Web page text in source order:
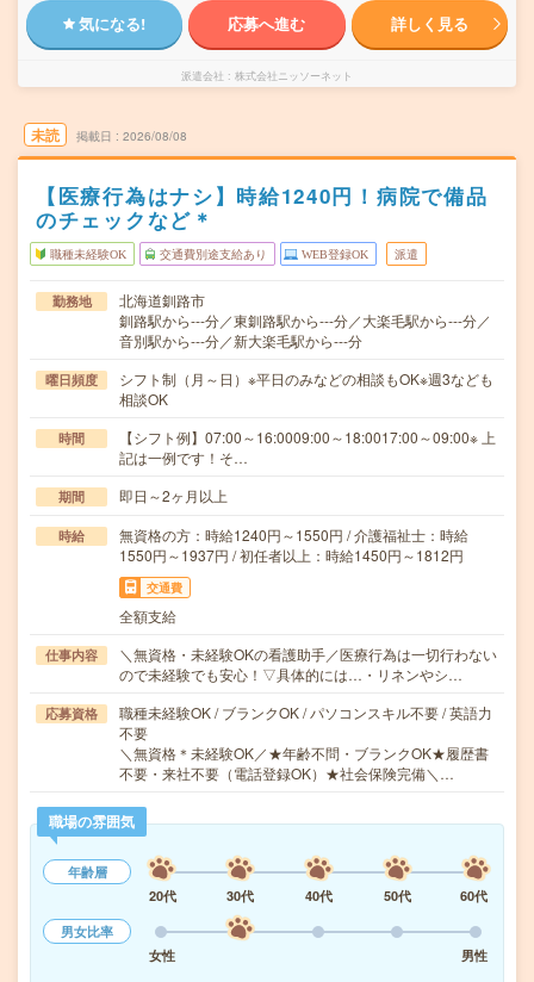
気になる! 応募へ進む 詳しく見る
派遣会社 株式会社ニッソーネット
未読 掲載日 2026/08/08
【医療行為はナシ】時給1240円！病院で備品
のチェックなど＊
職種未経験OK 交通費別途支給あり WEB登録OK 派遣
勤務地
北海道釧路市
釧路駅から---分／東釧路駅から---分／大楽毛駅から---分／
音別駅から---分／新大楽毛駅から---分
曜日頻度
シフト制（月～日）※平日のみなどの相談もOK※週3なども
相談OK
時間
【シフト例】07:00～16:0009:00～18:0017:00～09:00※ 上
記は一例です！そ…
期間 即日～2ヶ月以上
時給
無資格の方：時給1240円～1550円 / 介護福祉士：時給
1550円～1937円 / 初任者以上：時給1450円～1812円
交通費
全額支給
仕事内容
＼無資格・未経験OKの看護助手／医療行為は一切行わない
ので未経験でも安心！▽具体的には…・リネンやシ…
応募資格
職種未経験OK / ブランクOK / パソコンスキル不要 / 英語力
不要
＼無資格＊未経験OK／★年齢不問・ブランクOK★履歴書
不要・来社不要（電話登録OK）★社会保険完備＼…
職場の雰囲気
年齢層
20代
30代 40代 50代
60代
男女比率
女性
男性